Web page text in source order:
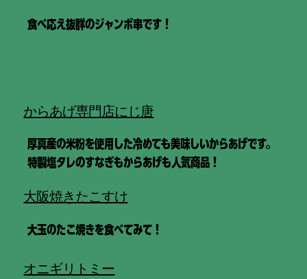
食べ応え抜群のジャンボ串です！
からあげ専門店にじ唐
厚真産の米粉を使用した冷めても美味しいからあげです。
特製塩タレのすなぎもからあげも人気商品！
大阪焼きたこすけ
大玉のたこ焼きを食べてみて！
オニギリトミー